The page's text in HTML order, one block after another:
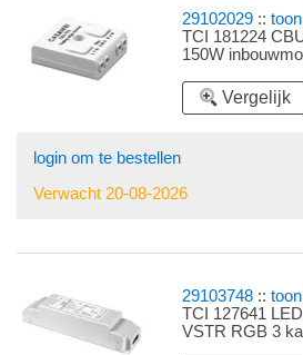
29102029 ::
TCI 181224
150W
Vergelijk
login om te bestellen
Verwacht 20-08-2026
29103748 ::
TCI 127641
VSTR RGB 3